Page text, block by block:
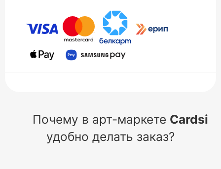
Почему в арт-маркете Cardsi
удобно делать заказ?